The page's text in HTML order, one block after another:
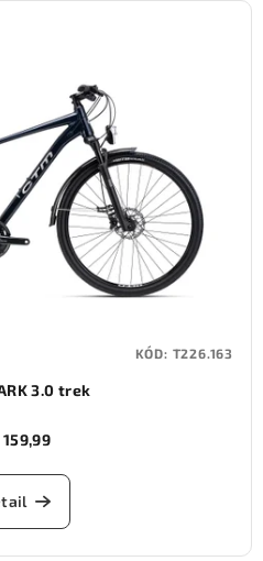
3.0 trek
159,99
KÓD: T226.163